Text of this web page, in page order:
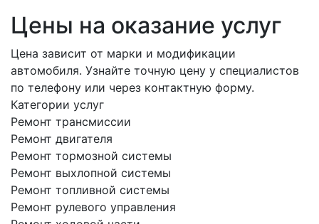
Цены на оказание услуг
Цена зависит от марки и модификации
автомобиля. Узнайте точную цену у специалистов
по телефону или через контактную форму.
Категории услуг
Ремонт трансмиссии
Ремонт двигателя
Ремонт тормозной системы
Ремонт выхлопной системы
Ремонт топливной системы
Ремонт рулевого управления